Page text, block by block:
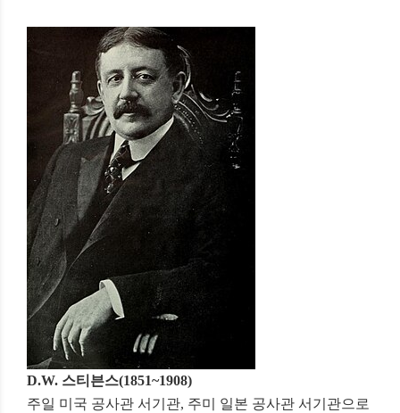
D.W. 스티븐스(1851~1908)
주일 미국 공사관 서기관, 주미 일본 공사관 서기관으로